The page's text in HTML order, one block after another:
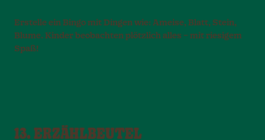
Erstelle ein Bingo mit Dingen wie: Ameise, Blatt, Stein,
Blume. Kinder beobachten plötzlich alles – mit riesigem
Spaß!
13. ERZÄHLBEUTEL